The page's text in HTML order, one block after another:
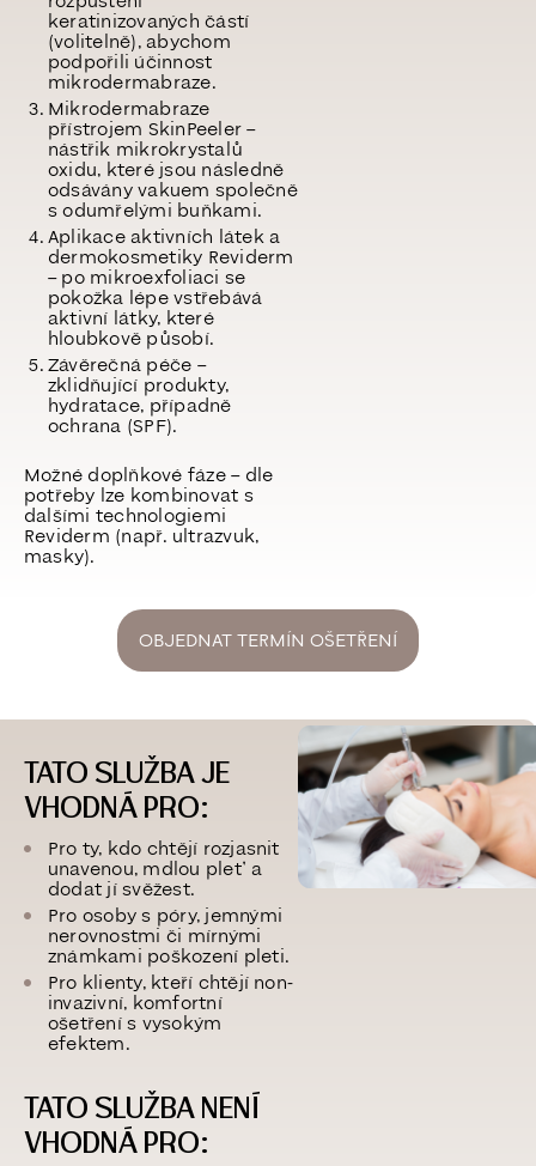
keratinizovaných částí
(volitelně), abychom
podpořili účinnost
mikrodermabraze.
Mikrodermabraze
přístrojem SkinPeeler–
nástřik mikrokrystalů
oxidu, které jsou následně
odsávány vakuem společně
s odumřelými buňkami.
Aplikace aktivních látek a
dermokosmetiky Reviderm
– po mikroexfoliaci se
pokožka lépe vstřebává
aktivní látky, které
hloubkově působí.
Závěrečná péče –
zklidňující produkty,
hydratace, případně
ochrana (SPF).
Možné doplňkové fáze– dle
potřeby lze kombinovat s
dalšími technologiemi
Reviderm (např. ultrazvuk,
masky).
OBJEDNAT TERMÍN OŠETŘENÍ
TATO SLUŽBA JE
VHODNÁ PRO:
Pro ty, kdo chtějí rozjasnit
unavenou, mdlou pleť a
dodat jí svěžest.
Pro osoby s póry, jemnými
nerovnostmi či mírnými
známkami poškození pleti.
Pro klienty, kteří chtějí non-
invazivní, komfortní
ošetření s vysokým
efektem.
TATO SLUŽBA NENÍ
VHODNÁ PRO: